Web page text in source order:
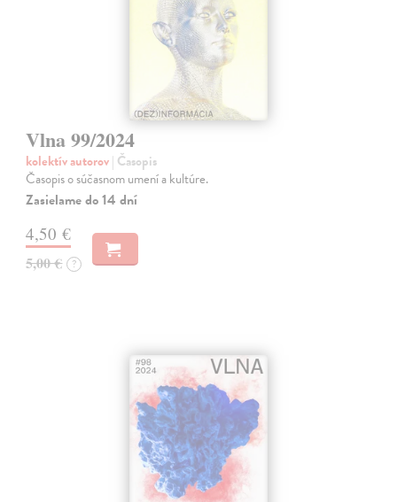
Vlna 99/2024
kolektív autorov| Časopis
Časopis o súčasnom umení a kultúre.
Zasielame do 14 dní
4,50 €
5,00 € ?